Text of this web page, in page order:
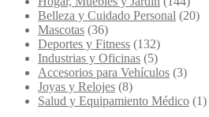
Belleza y Cuidado Personal (20)
Mascotas (36)
Deportes y Fitness (132)
Industrias y Oficinas (5)
Accesorios para Vehículos (3)
Joyas y Relojes (8)
Salud y Equipamiento Médico (1)